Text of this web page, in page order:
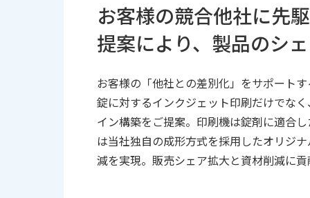
お客様の競合他社に先
提案により、製品のシ
お客様の「他社との差別化」をサポート
錠に対するインクジェット印刷だけでな
イン構築をご提案。印刷機は錠剤に適合
は当社独自の成形方式を採用したオリジ
減を実現。販売シェア拡大と資材削減に